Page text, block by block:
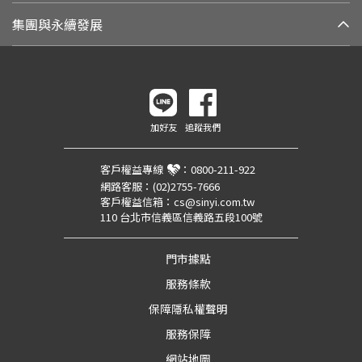
集團與永續發展
加好友 追蹤我們
客戶權益專線 ： 0800-211-922
網路客服： (02)2755-7666
客戶權益信箱： cs@sinyi.com.tw
110 台北市信義區信義路五段100號
門市據點
服務條款
保障隱私權聲明
服務保障